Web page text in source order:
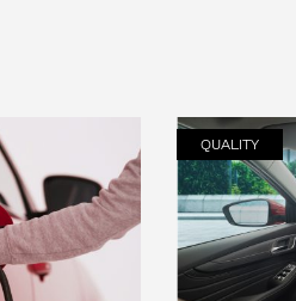
QUALITY